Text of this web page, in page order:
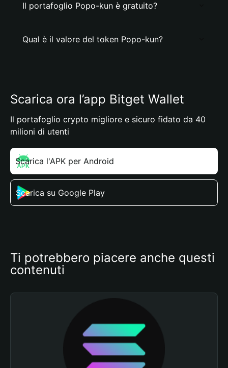
Il portafoglio Popo-kun è gratuito?
Qual è il valore del token Popo-kun?
Scarica ora l’app Bitget Wallet
Il portafoglio crypto migliore e sicuro fidato da 40
milioni di utenti
Scarica l'APK per Android
Scarica su Google Play
Ti potrebbero piacere anche questi
contenuti